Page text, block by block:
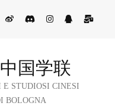
国学联
STUDIOSI CINESI
BOLOGNA